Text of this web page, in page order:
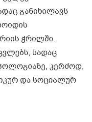
განიხილავს
ჭრილში.
სადაც
კერძოდ,
და სოციალურ